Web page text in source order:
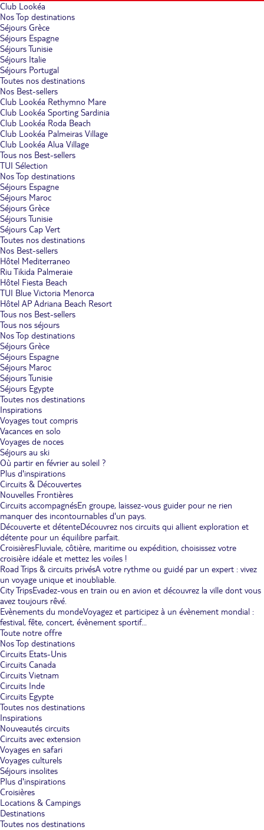
Club Lookéa
Nos Top destinations
Séjours Grèce
Séjours Espagne
Séjours Tunisie
Séjours Italie
Séjours Portugal
Toutes nos destinations
Nos Best-sellers
Club Lookéa Rethymno Mare
Club Lookéa Sporting Sardinia
Club Lookéa Roda Beach
Club Lookéa Palmeiras Village
Club Lookéa Alua Village
Tous nos Best-sellers
TUI Sélection
Nos Top destinations
Séjours Espagne
Séjours Maroc
Séjours Grèce
Séjours Tunisie
Séjours Cap Vert
Toutes nos destinations
Nos Best-sellers
Hôtel Mediterraneo
Riu Tikida Palmeraie
Hôtel Fiesta Beach
TUI Blue Victoria Menorca
Hôtel AP Adriana Beach Resort
Tous nos Best-sellers
Tous nos séjours
Nos Top destinations
Séjours Grèce
Séjours Espagne
Séjours Maroc
Séjours Tunisie
Séjours Egypte
Toutes nos destinations
Inspirations
Voyages tout compris
Vacances en solo
Voyages de noces
Séjours au ski
Où partir en février au soleil ?
Plus d'inspirations
Circuits & Découvertes
Nouvelles Frontières
Circuits accompagnésEn groupe, laissez-vous guider pour ne rien
manquer des incontournables d'un pays.
Découverte et détenteDécouvrez nos circuits qui allient exploration et
détente pour un équilibre parfait.
CroisièresFluviale, côtière, maritime ou expédition, choisissez votre
croisière idéale et mettez les voiles !
Road Trips & circuits privésA votre rythme ou guidé par un expert : vivez
un voyage unique et inoubliable.
City TripsEvadez-vous en train ou en avion et découvrez la ville dont vous
avez toujours rêvé.
Evènements du mondeVoyagez et participez à un évènement mondial :
festival, fête, concert, évènement sportif...
Toute notre offre
Nos Top destinations
Circuits Etats-Unis
Circuits Canada
Circuits Vietnam
Circuits Inde
Circuits Egypte
Toutes nos destinations
Inspirations
Nouveautés circuits
Circuits avec extension
Voyages en safari
Voyages culturels
Séjours insolites
Plus d'inspirations
Croisières
Locations & Campings
Destinations
Toutes nos destinations